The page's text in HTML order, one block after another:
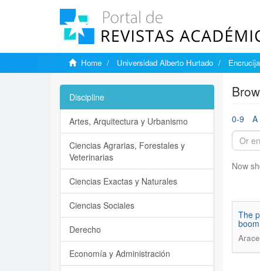
Home Universidad Alberto Hurtado
0-9 A
Now
The
boom
Discipline
Artes, Arquitectura y Urbanismo
Ciencias Agrarias, Forestales y
Veterinarias
Ciencias Exactas y Naturales
Ciencias Sociales
Derecho
Economía y Administración